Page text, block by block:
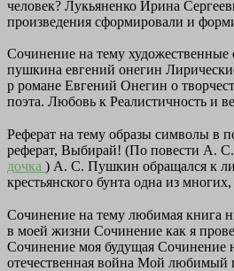
человек? Лукьяненко Ирина
произведения сформировали и
Сочинение на тему художественные
пушкина евгений онегин
р романе Евгений Онегин о
поэта. Любовь к Реалистичность и
Реферат на тему образы символы в
реферат, Выбирай! (По повести А.
дочка ) А. С. Пушкин обращался к
крестьянского бунта одна из
Сочинение на тему любимая книга
в моей жизни Сочинение как я
Сочинение моя будущая Сочинение
отечественная война Мой любимый